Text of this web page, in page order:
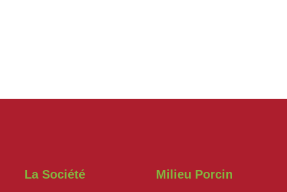
La Société Milieu Porcin